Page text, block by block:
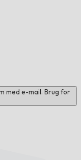
med e-mail. Brug for